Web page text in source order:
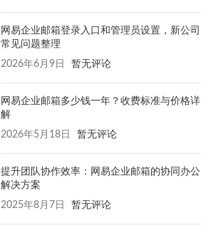
网易企业邮箱登录入口和管理员设置，新公司
常见问题整理
2026年6月9日 暂无评论
网易企业邮箱多少钱一年？收费标准与价格详
解
2026年5月18日 暂无评论
提升团队协作效率：网易企业邮箱的协同办公
解决方案
2025年8月7日 暂无评论